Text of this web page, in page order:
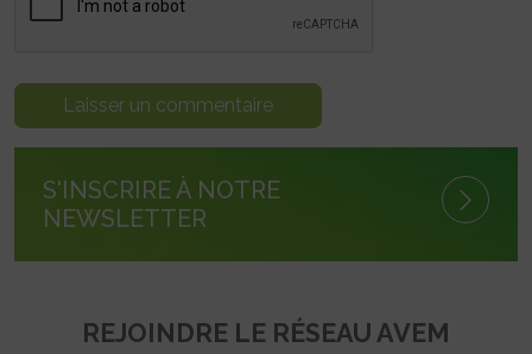
S'INSCRIRE À NOTRE
NEWSLETTER
REJOINDRE LE RÉSEAU AVEM